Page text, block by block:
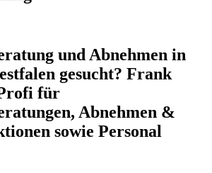
und Abnehmen in
gesucht? Frank
für
Abnehmen &
sowie Personal